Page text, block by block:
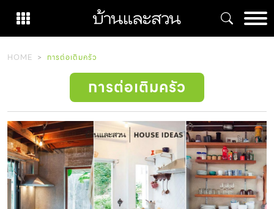
content
HOME การต่อเติมครัว
การต่อเติมครัว